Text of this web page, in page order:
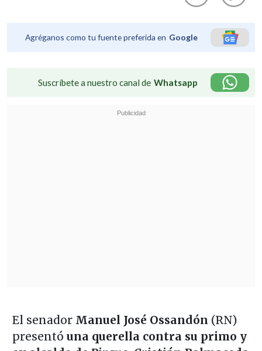
Agréganos como tu fuente preferida en Google
Suscríbete a nuestro canal de Whatsapp
El senadorManuel José Ossandón (RN)
presentó una querella contra su primo y